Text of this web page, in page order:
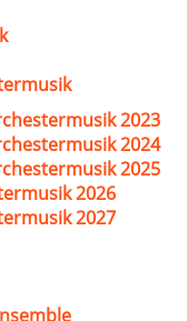
2023
2024
2025
2026
2027